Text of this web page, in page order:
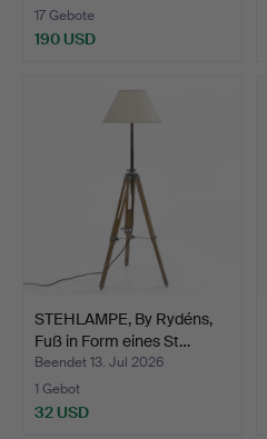
17 Gebote
190 USD
STEHLAMPE, By Rydéns,
Fuß in Form eines St…
Beendet 13. Jul 2026
1 Gebot
32 USD